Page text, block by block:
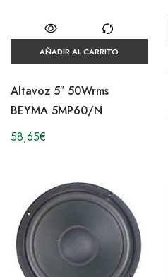
AÑADIR AL CARRITO
Altavoz 5″ 50Wrms
BEYMA 5MP60/N
58,65€